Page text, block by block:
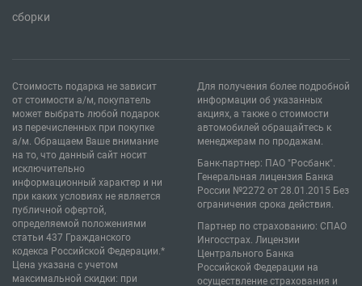
сборки
Стоимость подарка не зависит
от стоимости а/м, покупатель
может выбрать любой подарок
из перечисленных при покупке
а/м. Обращаем Ваше внимание
на то, что данный сайт носит
исключительно
информационный характер и ни
при каких условиях не является
публичной офертой,
определяемой положениями
статьи 437 Гражданского
кодекса Российской Федерации.*
Цена указана с учетом
максимальной скидки: при
Для получения более подробной
информации об указанных
акциях, а также о стоимости
автомобилей обращайтесь к
менеджерам по продажам.
Банк-партнер: ПАО "Росбанк".
Генеральная лицензия Банка
России №2272 от 28.01.2015 Без
ограничения срока действия.
Партнер по страхованию: СПАО
Ингосстрах. Лицензии
Центрального Банка
Российской Федерации на
осуществление страхования и